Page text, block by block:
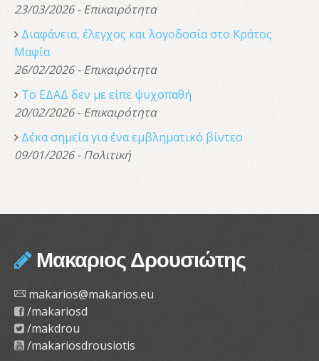
23/03/2026 - Επικαιρότητα
Διαφάνεια, έλεγχος και λογοδοσία στο Κράτος
Μαφία
26/02/2026 - Επικαιρότητα
Το ΕΔΑΔ δεν με είπε ψυχοπαθή
20/02/2026 - Επικαιρότητα
Δέκα σημεία για ένα εμβληματικό βίντεο
09/01/2026 - Πολιτική
Μακαριος Δρουσιώτης
makarios@makarios.eu
/makariosd
/makdrou
/makariosdrousiotis